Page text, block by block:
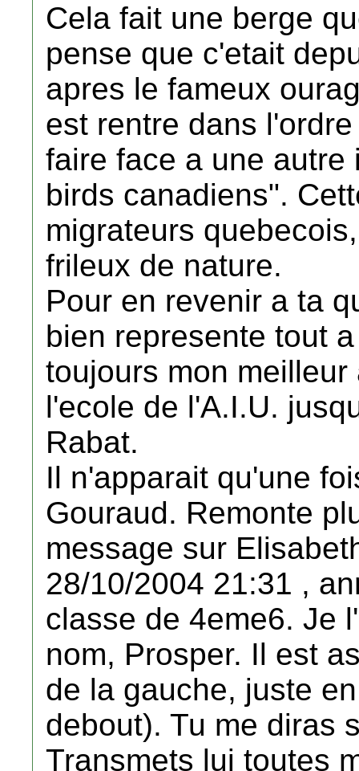
Cela fait une berge
pense que c'etait
apres le fameux
est rentre dans
faire face a une
birds canadiens".
migrateurs
frileux de nature.
Pour en revenir a ta
bien represente tout
toujours mon
l'ecole de l'A.I.U.
Rabat.
Il n'apparait qu'une
Gouraud. Remonte
message sur
28/10/2004 21:31 ,
classe de 4eme6. Je
nom, Prosper. Il est
de la gauche, juste
debout). Tu me diras
Transmets lui toutes